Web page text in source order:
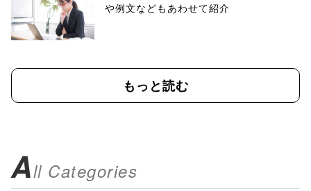
や例文などもあわせて紹介
もっと読む
All Categories